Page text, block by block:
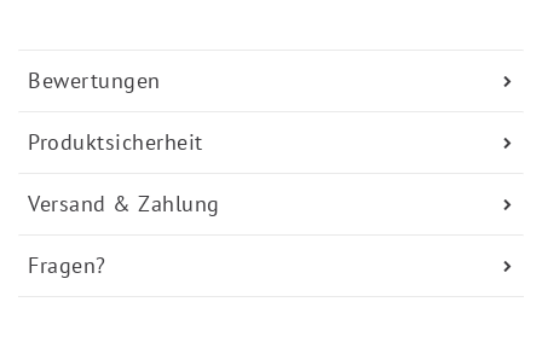
Bewertungen
Produktsicherheit
Versand & Zahlung
Fragen?